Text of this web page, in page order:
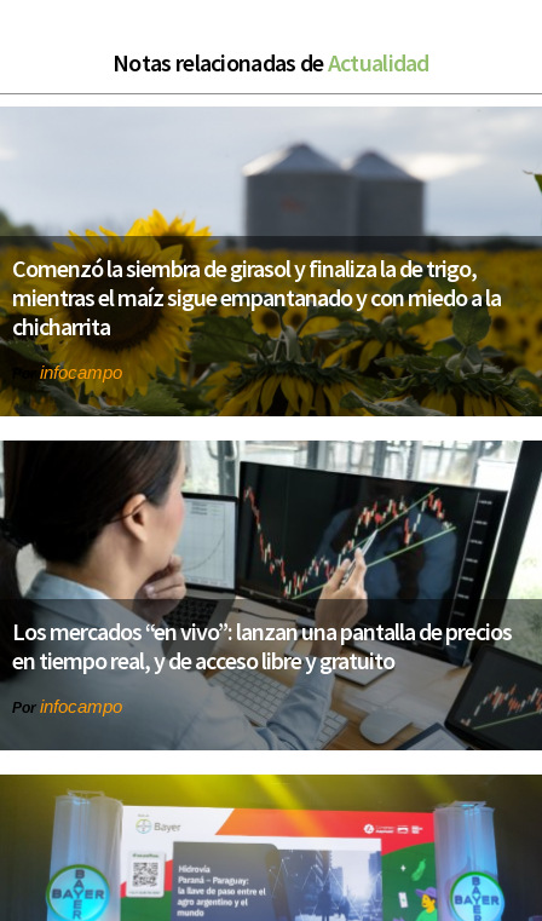
Notas relacionadas deActualidad
Comenzó la siembra de girasol y finaliza la de trigo,
mientras el maíz sigue empantanado y con miedo a la
chicharrita
infocampo
Los mercados “en vivo”: lanzan una pantalla de precios
en tiempo real, y de acceso libre y gratuito
Por infocampo